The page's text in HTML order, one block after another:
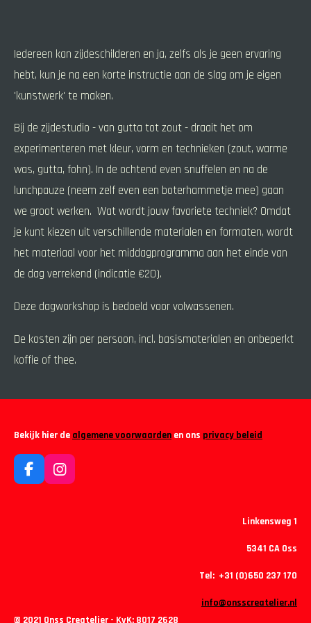
Iedereen kan zijdeschilderen en ja, zelfs als je geen ervaring
hebt, kun je na een korte instructie aan de slag om je eigen
'kunstwerk' te maken.
Bij de zijdestudio - van gutta tot zout - draait het om
experimenteren met kleur, vorm en technieken (zout, warme
was, gutta, fohn). In de ochtend even snuffelen en na de
lunchpauze (neem zelf even een boterhammetje mee) gaan
we groot werken. Wat wordt jouw favoriete techniek? Omdat
je kunt kiezen uit verschillende materialen en formaten, wordt
het materiaal voor het middagprogramma aan het einde van
de dag verrekend (indicatie €20).
Deze dagworkshop is bedoeld voor volwassenen.
De kosten zijn per persoon, incl. basismaterialen en onbeperkt
koffie of thee.
Bekijk hier de algemene voorwaarden en ons privacy beleid
F
a
I
n
Linkensweg 1
5341 CA Oss
Tel: +31 (0)650 237 170
info@onsscreatelier.nl